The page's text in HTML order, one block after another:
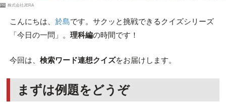
PR 株式会社JERA
こんにちは、 於島です。サクッと挑戦できるクイズシリーズ
「今日の一問」。 理科編の時間です！
今回は、 検索ワード連想クイズをお届けします。
まずは例題をどうぞ